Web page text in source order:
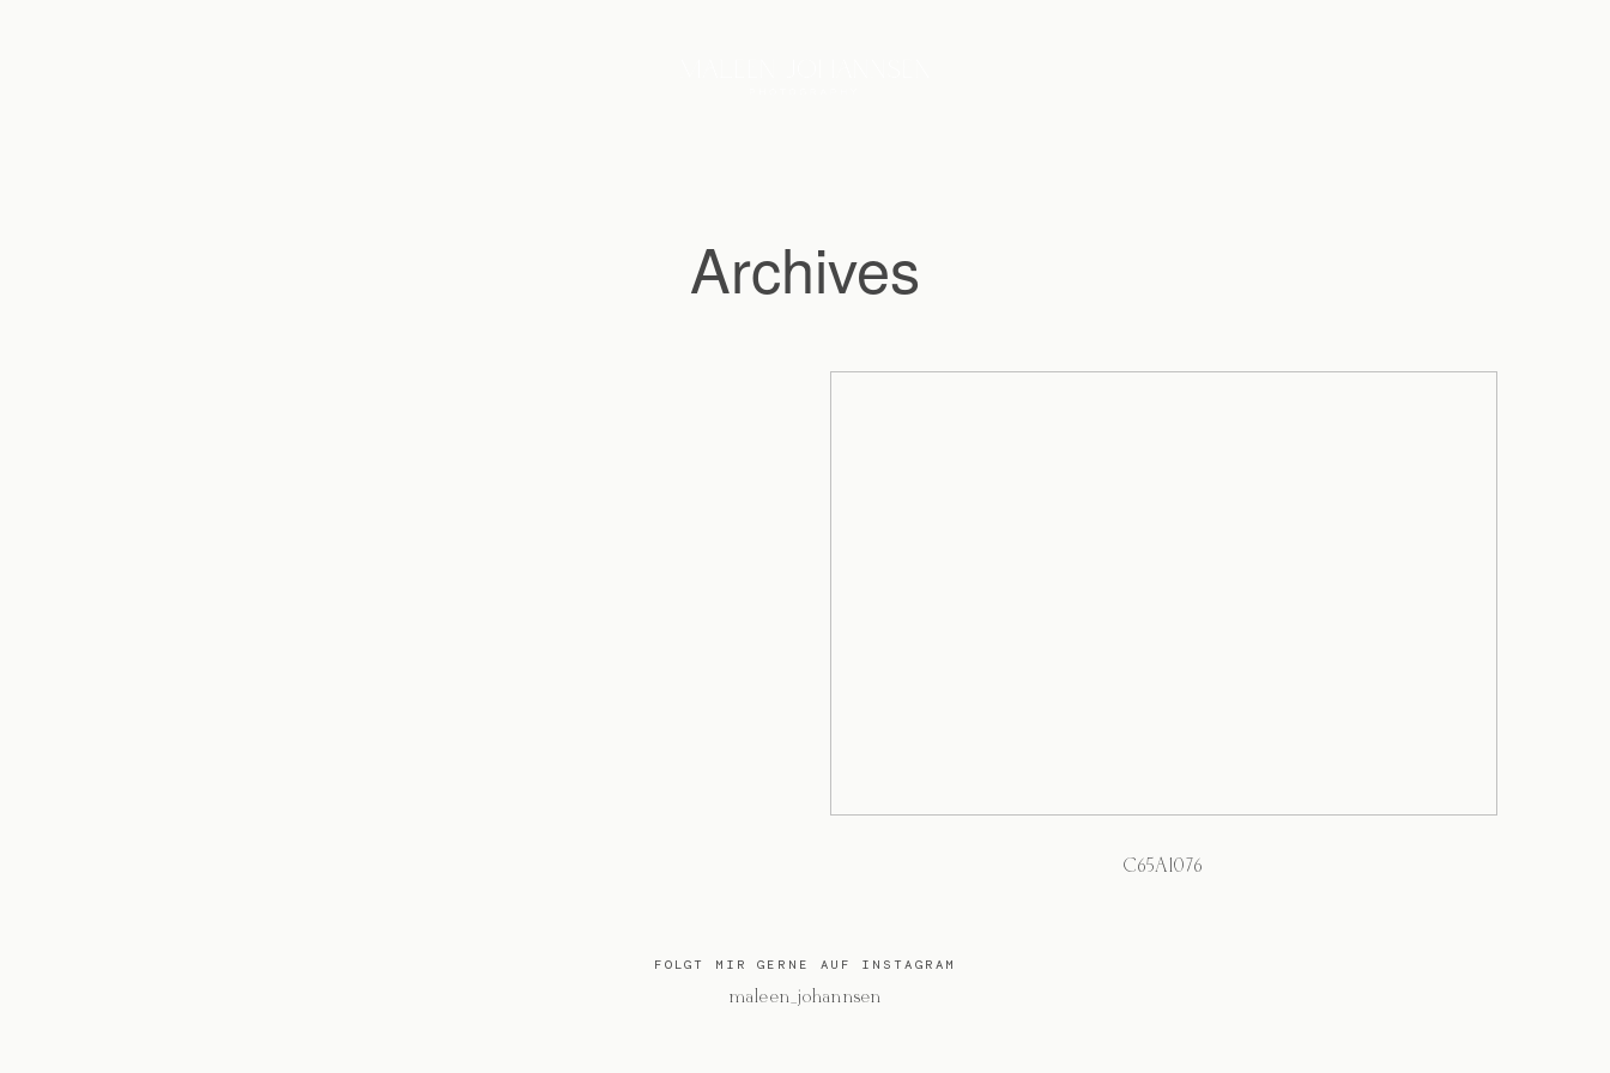
Archives
C65A1076
FOLGT MIR GERNE AUF INSTAGRAM
@maleen_johannsen